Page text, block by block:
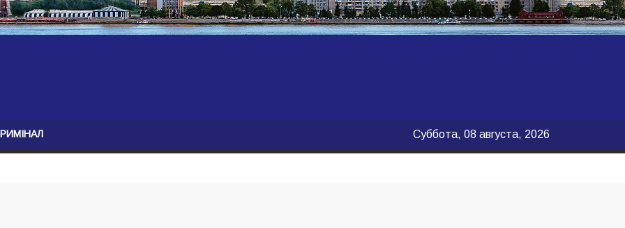
моду
керівництва армії
Суббота, 08 августа, 2026